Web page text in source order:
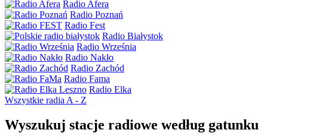
Radio Afera
Radio Poznań
Radio Fest
Radio Białystok
Radio Września
Radio Nakło
Radio Zachód
Radio Fama
Radio Elka
Wszystkie radia A - Z
Wyszukuj stacje radiowe według gatunku